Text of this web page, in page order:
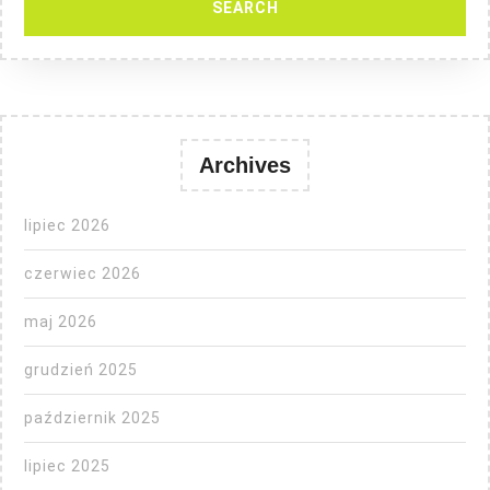
Archives
lipiec 2026
czerwiec 2026
maj 2026
grudzień 2025
październik 2025
lipiec 2025